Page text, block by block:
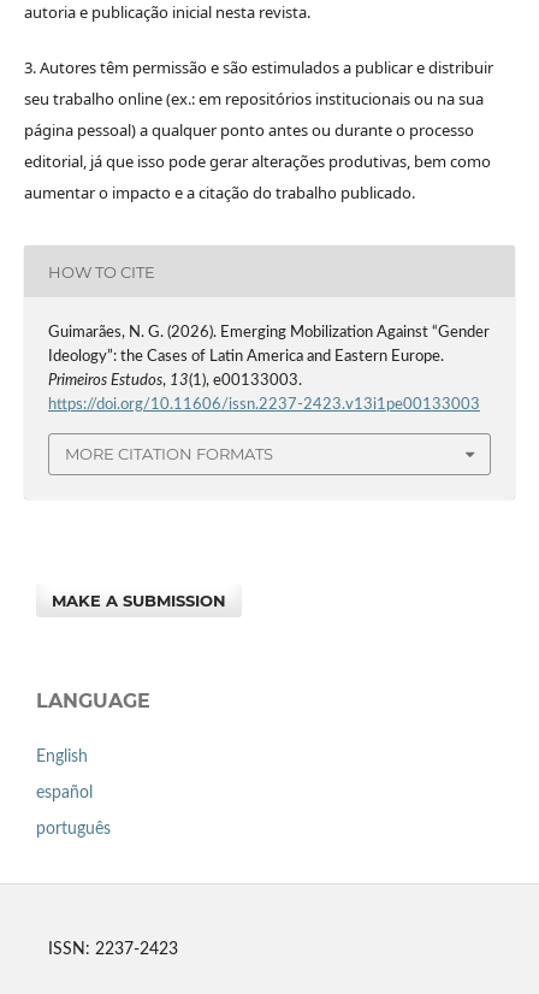
autoria e publicação inicial nesta revista.
3. Autores têm permissão e são estimulados a publicar e distribuir
seu trabalho online (ex.: em repositórios institucionais ou na sua
página pessoal) a qualquer ponto antes ou durante o processo
editorial, já que isso pode gerar alterações produtivas, bem como
aumentar o impacto e a citação do trabalho publicado.
HOW TO CITE
Guimarães, N. G. (2026). Emerging Mobilization Against “Gender
Ideology”: the Cases of Latin America and Eastern Europe.
Primeiros Estudos, 13(1), e00133003.
https://doi.org/10.11606/issn.2237-2423.v13i1pe00133003
MORE CITATION FORMATS
MAKE A SUBMISSION
LANGUAGE
English
español
português
ISSN: 2237-2423